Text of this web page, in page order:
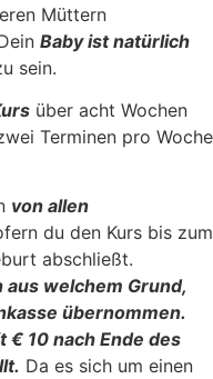
Müttern
Baby ist natürlich
sein.
über acht Wochen
Terminen pro Woche
von allen
du den Kurs bis zum
abschließt.
welchem Grund,
übernommen.
10 nach Ende des
Da es sich um einen